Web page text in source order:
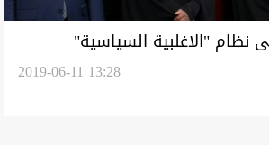
نظام "الاغلبية السياسية"
يجمع تواقيع لتغيير الدستور
2019-06-11 13:28